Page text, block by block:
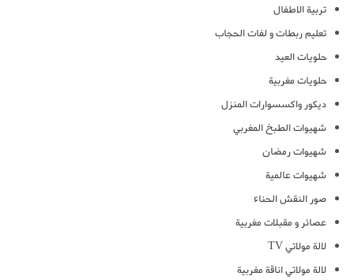
تربية الاطفال
تعليم ربطات و لفات الحجاب
حلويات العيد
حلويات مغربية
ديكور واكسسوارات المنزل
شهيوات الطبخ المغربي
شهيوات رمضان
شهيوات عالمية
صور النقش الحناء
عصائر و مقبلات مغربية
لالة مولاتي TV
لالة مولاتي اناقة مغربية